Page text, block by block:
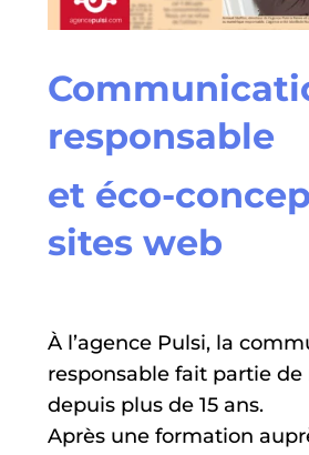
responsable
et éco-
sites web
À l’agence Pulsi, la
responsable fait partie de
depuis plus de 15 ans.
Après une formation